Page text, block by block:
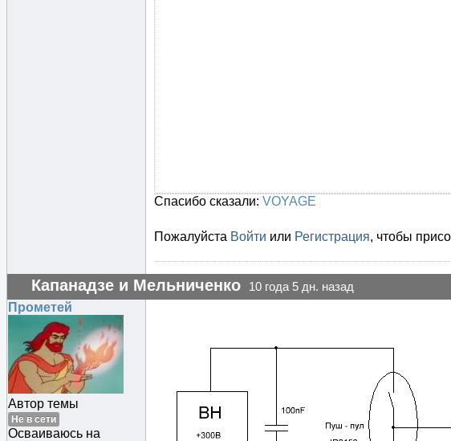
Спасибо сказали: VOYAGE
Пожалуйста Войти или Регистрация, чтобы
Капанадзе и Мельниченко 10 года 5 дн. назад
Прометей
Автор темы
Не в сети
Осваиваюсь на